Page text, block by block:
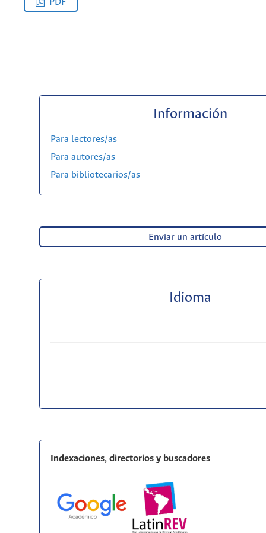
PDF
Información
Para lectores/as
Para autores/as
Para bibliotecarios/as
Enviar un artículo
Idioma
Indexaciones, directorios y buscadores